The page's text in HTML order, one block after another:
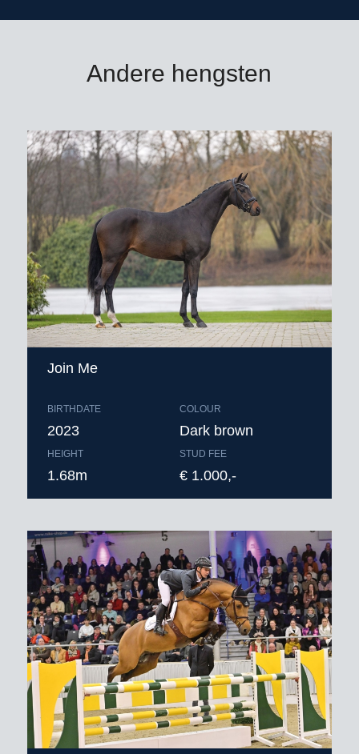
*zie toelichting leveringsvoorwaarden
Andere hengsten
Join Me
BIRTHDATE
2023
HEIGHT
1.68m
COLOUR
Dark brown
STUD FEE
€ 1.000,-